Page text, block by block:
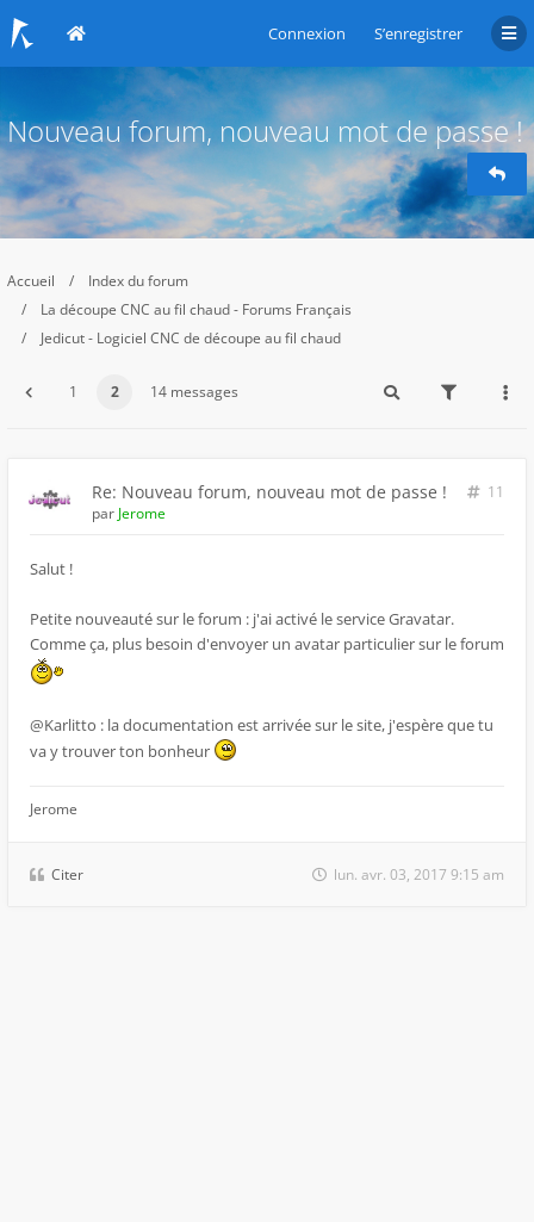
Connexion S’enregistrer
Nouveau forum, nouveau mot de passe !
Accueil
Index du forum
La découpe CNC au fil chaud - Forums Français
Jedicut - Logiciel CNC de découpe au fil chaud
1 2 14 messages
Re: Nouveau forum, nouveau mot de passe !
11
par Jerome
Salut !
Petite nouveauté sur le forum : j'ai activé le service Gravatar.
Comme ça, plus besoin d'envoyer un avatar particulier sur le forum
@Karlitto : la documentation est arrivée sur le site, j'espère que tu
va y trouver ton bonheur
Jerome
Citer lun. avr. 03, 2017 9:15 am